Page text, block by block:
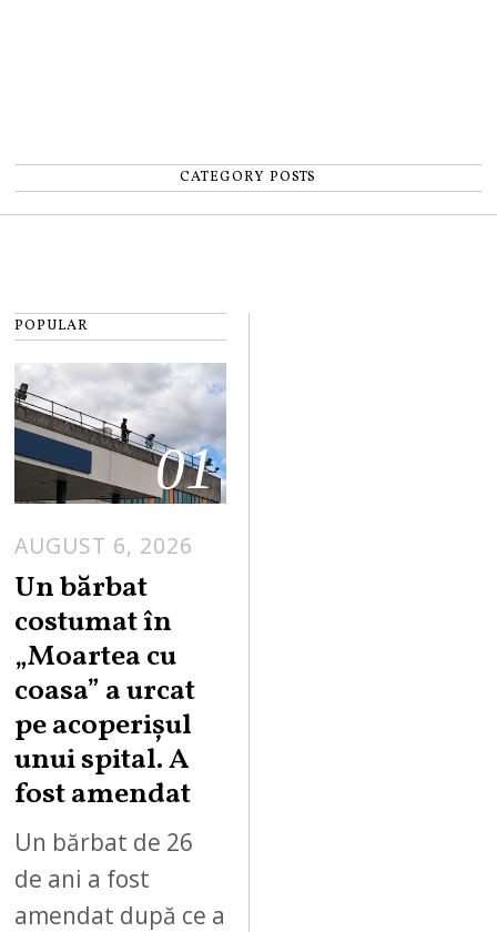
CATEGORY POSTS
POPULAR
01
AUGUST 6, 2026
Un bărbat
costumat în
„Moartea cu
coasa” a urcat
pe acoperișul
unui spital. A
fost amendat
Un bărbat de 26
de ani a fost
amendat după ce a